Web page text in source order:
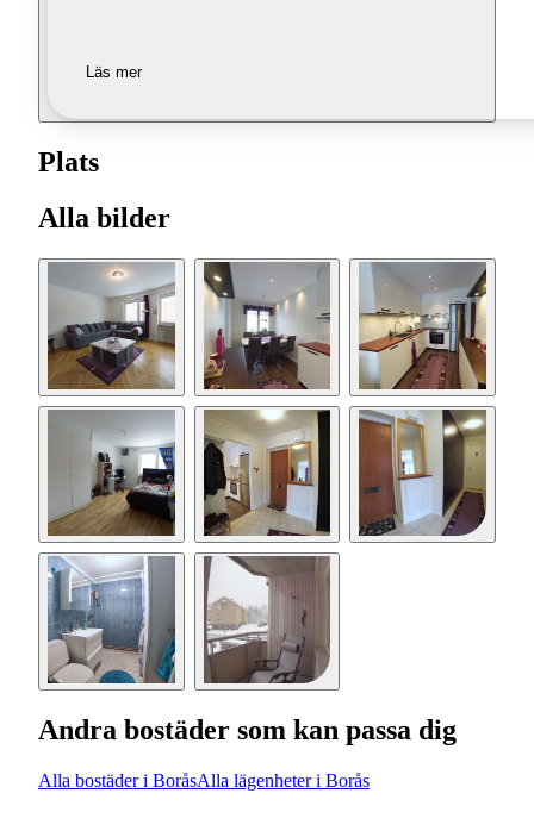
Läs mer
Plats
Alla bilder
Andra bostäder som kan passa dig
Alla bostäder i BoråsAlla lägenheter i Borås